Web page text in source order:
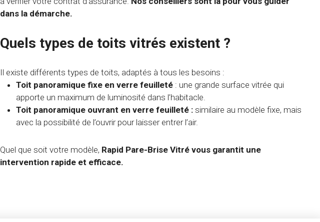
dans la démarche.
Quels types de toits vitrés existent ?
Il existe différents types de toits, adaptés à tous les besoins :
Toit panoramique fixe en verre feuilleté : une grande surface vitrée qui
apporte un maximum de luminosité dans l’habitacle.
Toit panoramique ouvrant en verre feuilleté : similaire au modèle fixe, mais
avec la possibilité de l’ouvrir pour laisser entrer l’air.
Quel que soit votre modèle, Rapid Pare-Brise Vitré vous garantit une
intervention rapide et efficace.